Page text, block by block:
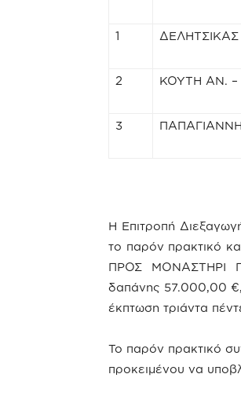
1
2 ΚΟΥΤΗ ΑΝ.
3
Η Επιτροπή
το παρόν πρακτικό
ΠΡΟΣ ΜΟΝΑΣΤΗΡΙ
δαπάνης 57.000,00
έκπτωση τριάντα
Το παρόν πρακτικό
προκειμένου να